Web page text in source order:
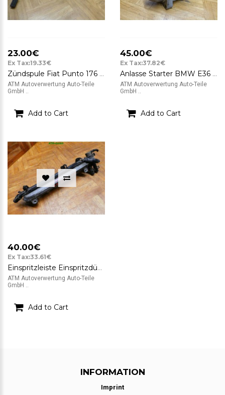
23.00€
Ex Tax:19.33€
Zündspule Fiat Punto 176 BAE 800 AK Magneti Marelli
ATM Autoverwertung Auto-Teile
GmbH ..
Add to Cart
45.00€
Ex Tax:37.82€
Anlasse Starter BMW E36 Compact 318 Magneti Marelli 17403751
ATM Autoverwertung Auto-Teile
GmbH ..
Add to Cart
40.00€
Ex Tax:33.61€
Einspritzleiste Einspritzdüse VW Golf 4 IV Magneti Marelli 036133319AA
ATM Autoverwertung Auto-Teile
GmbH ..
Add to Cart
INFORMATION
Imprint